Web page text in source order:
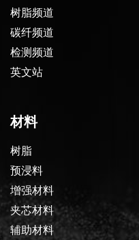
树脂频道
碳纤频道
检测频道
英文站
材料
树脂
预浸料
增强材料
夹芯材料
辅助材料